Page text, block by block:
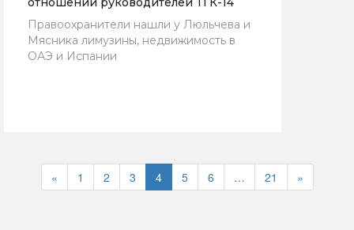
Правоохранители нашли у Люльчева и
Мясника лимузины, недвижимость в
ОАЭ и Испании
« 1 2 3 4 5 6 … 21 »